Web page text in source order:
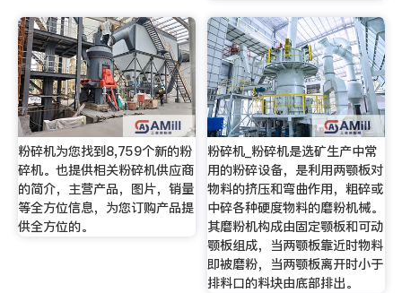
粉碎机为您找到8,759个新的粉
碎机。也提供相关粉碎机供应商
的简介，主营产品，图片，销量
等全方位信息，为您订购产品提
供全方位的。
粉碎机_粉碎机是选矿生产中常
用的粉碎设备，是利用两颚板对
物料的挤压和弯曲作用，粗碎或
中碎各种硬度物料的磨粉机械。
其磨粉机构成由固定颚板和可动
颚板组成，当两颚板靠近时物料
即被磨粉，当两颚板离开时小于
排料口的料块由底部排出。